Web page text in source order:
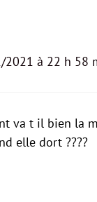
2021 à 22 h 58
va t il bien la
elle dort ????